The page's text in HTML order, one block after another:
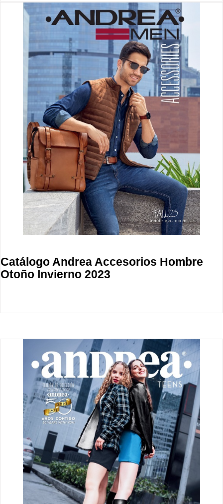
Catálogo Andrea Accesorios Hombre
Otoño Invierno 2023